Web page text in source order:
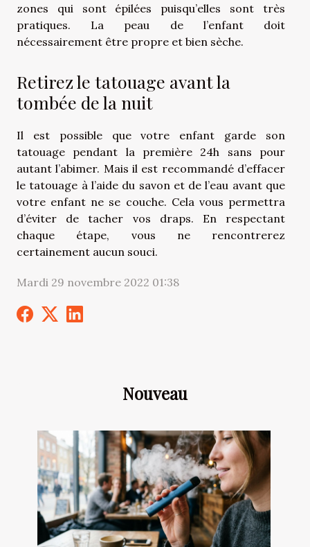
zones qui sont épilées puisqu’elles sont très
pratiques. La peau de l’enfant doit
nécessairement être propre et bien sèche.
Retirez le tatouage avant la
tombée de la nuit
Il est possible que votre enfant garde son
tatouage pendant la première 24h sans pour
autant l’abimer. Mais il est recommandé d’effacer
le tatouage à l’aide du savon et de l’eau avant que
votre enfant ne se couche. Cela vous permettra
d’éviter de tacher vos draps. En respectant
chaque étape, vous ne rencontrerez
certainement aucun souci.
Mardi 29 novembre 2022 01:38
Nouveau